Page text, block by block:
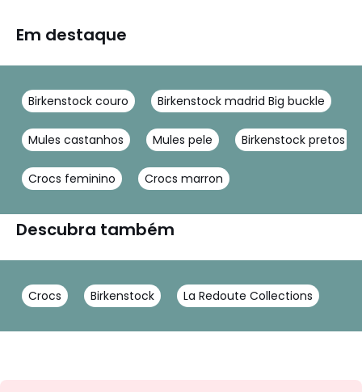
Em destaque
Birkenstock couro Birkenstock madrid Big buckle
Mules castanhos Mules pele Birkenstock pretos
Crocs feminino Crocs marron
Descubra também
Crocs Birkenstock La Redoute Collections